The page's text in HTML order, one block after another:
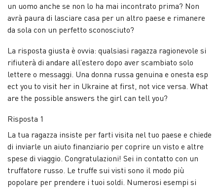
un uomo anche se non lo ha mai incontrato prima? Non
avrà paura di lasciare casa per un altro paese e rimanere
da sola con un perfetto sconosciuto?
La risposta giusta è ovvia: qualsiasi ragazza ragionevole si
rifiuterà di andare all’estero dopo aver scambiato solo
lettere o messaggi. Una donna russa genuina e onesta esp
ect you to visit her in Ukraine at first, not vice versa. What
are the possible answers the girl can tell you?
Risposta 1
La tua ragazza insiste per farti visita nel tuo paese e chiede
di inviarle un aiuto finanziario per coprire un visto e altre
spese di viaggio. Congratulazioni! Sei in contatto con un
truffatore russo. Le truffe sui visti sono il modo più
popolare per prendere i tuoi soldi. Numerosi esempi si